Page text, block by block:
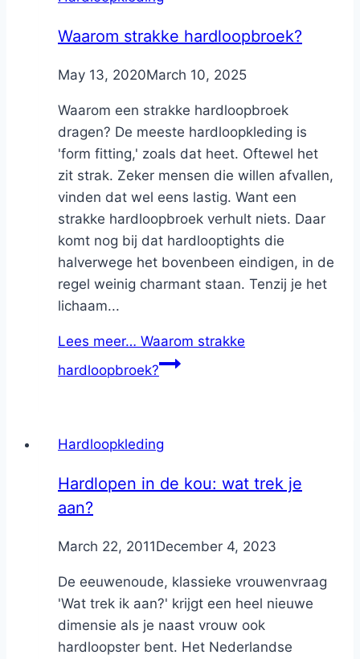
Waarom strakke hardloopbroek?
ByNicole
May 13, 2020March 10, 2025
Waarom een strakke hardloopbroek
dragen? De meeste hardloopkleding is
'form fitting,' zoals dat heet. Oftewel het
zit strak. Zeker mensen die willen afvallen,
vinden dat wel eens lastig. Want een
strakke hardloopbroek verhult niets. Daar
komt nog bij dat hardlooptights die
halverwege het bovenbeen eindigen, in de
regel weinig charmant staan. Tenzij je het
lichaam...
Lees meer… Waarom strakke
hardloopbroek?
Hardloopkleding
Hardlopen in de kou: wat trek je
aan?
ByNicole
March 22, 2011December 4, 2023
De eeuwenoude, klassieke vrouwenvraag
'Wat trek ik aan?' krijgt een heel nieuwe
dimensie als je naast vrouw ook
hardloopster bent. Het Nederlandse